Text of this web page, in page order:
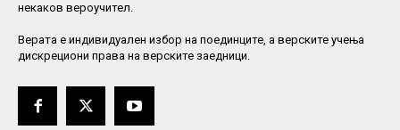
некаков вероучител.
Верaта е индивидуален избор на поединците, а верските учења
дискрециони права на верските заедници.